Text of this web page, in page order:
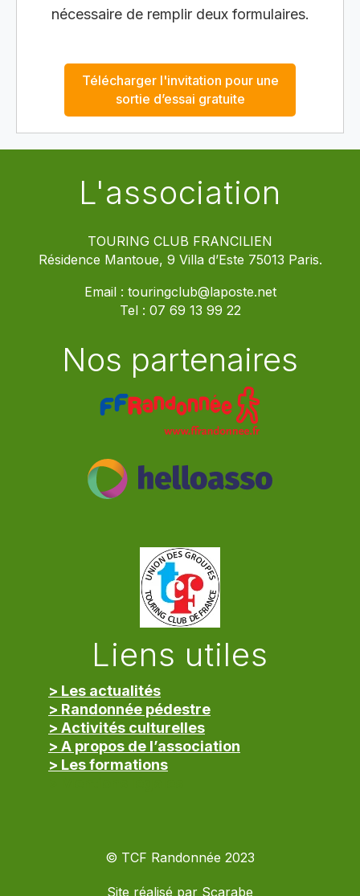
nécessaire de remplir deux formulaires.
Télécharger l'invitation pour une
sortie d’essai gratuite
L'association
TOURING CLUB FRANCILIEN
Résidence Mantoue, 9 Villa d’Este 75013 Paris.
Email : touringclub@laposte.net
Tel : 07 69 13 99 22
Nos partenaires
Liens utiles
> Les actualités
> Randonnée pédestre
> Activités culturelles
> A propos de l’association
> Les formations
© TCF Randonnée 2023
Site réalisé par Scarabe